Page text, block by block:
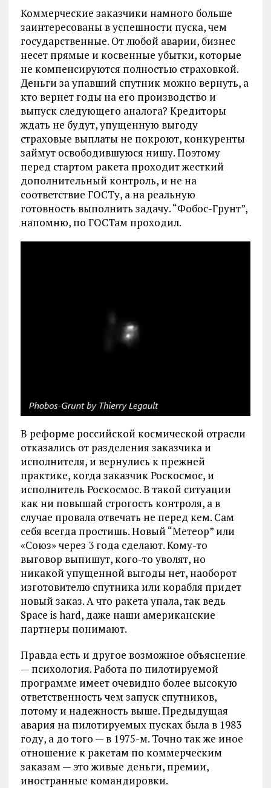
Коммерческие заказчики намного больше
заинтересованы в успешности пуска, чем
государственные. От любой аварии, бизнес
несет прямые и косвенные убытки, которые
не компенсируются полностью страховкой.
Деньги за упавший спутник можно вернуть, а
кто вернет годы на его производство и
выпуск следующего аналога? Кредиторы
ждать не будут, упущенную выгоду
страховые выплаты не покроют, конкуренты
займут освободившуюся нишу. Поэтому
перед стартом ракета проходит жесткий
дополнительный контроль, и не на
соответствие ГОСТу, а на реальную
готовность выполнить задачу. “Фобос-Грунт”,
напомню, по ГОСТам проходил.
В реформе российской космической отрасли
отказались от разделения заказчика и
исполнителя, и вернулись к прежней
практике, когда заказчик Роскосмос, и
исполнитель Роскосмос. В такой ситуации
как ни повышай строгость контроля, а в
случае провала отвечать не перед кем. Сам
себя всегда простишь. Новый “Метеор” или
«Союз» через 3 года сделают. Кому-то
выговор выпишут, кого-то уволят, но
никакой упущенной выгоды нет, наоборот
изготовителю спутника или корабля придет
новый заказ. А что ракета упала, так ведь
Space is hard, даже наши американские
партнеры понимают.
Правда есть и другое возможное объяснение
— психология. Работа по пилотируемой
программе имеет очевидно более высокую
ответственность чем запуск спутников,
потому и надежность выше. Предыдущая
авария на пилотируемых пусках была в 1983
году, а до того — в 1975-м. Точно так же иное
отношение к ракетам по коммерческим
заказам — это живые деньги, премии,
иностранные командировки.